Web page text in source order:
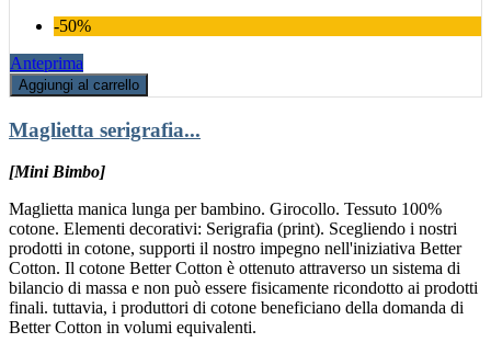
-50%
Anteprima
Aggiungi al carrello
Maglietta serigrafia...
[Mini Bimbo]
Maglietta manica lunga per bambino. Girocollo. Tessuto 100%
cotone. Elementi decorativi: Serigrafia (print). Scegliendo i nostri
prodotti in cotone, supporti il nostro impegno nell'iniziativa Better
Cotton. Il cotone Better Cotton è ottenuto attraverso un sistema di
bilancio di massa e non può essere fisicamente ricondotto ai prodotti
finali. tuttavia, i produttori di cotone beneficiano della domanda di
Better Cotton in volumi equivalenti.